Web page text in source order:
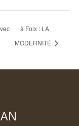
à Foix : LA
MODERNITÉ